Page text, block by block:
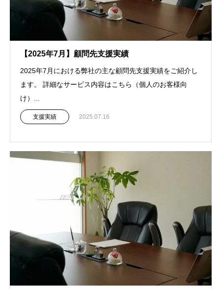
【2025年7月】顧問先支援実績
2025年7月における弊社の主な顧問先支援実績をご紹介し
ます。 詳細なサービス内容はこちら（個人のお客様向
け）...
支援実績 2025.07.16